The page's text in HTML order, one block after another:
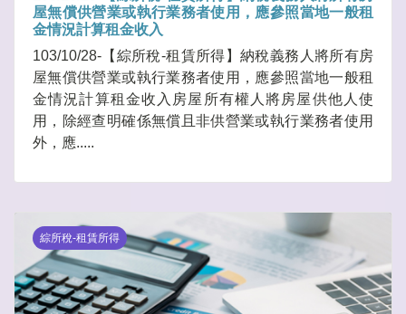
屋無償供營業或執行業務者使用，應參照當地一般租
金情況計算租金收入
103/10/28-【綜所稅-租賃所得】納稅義務人將所有房
屋無償供營業或執行業務者使用，應參照當地一般租
金情況計算租金收入房屋所有權人將房屋供他人使
用，除經查明確係無償且非供營業或執行業務者使用
外，應.....
綜所稅-租賃所得